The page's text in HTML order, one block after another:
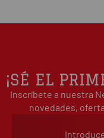
¡SÉ EL
Inscríbete a nuestra
novedades,